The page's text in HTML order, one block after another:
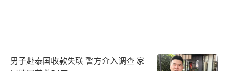
男子赴泰国收款失联 警方介入调查 家